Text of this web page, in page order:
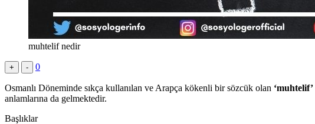
muhtelif nedir
+ - 0
Osmanlı Döneminde sıkça kullanılan ve Arapça kökenli bir sözcük olan ‘muhtelif’
anlamlarına da gelmektedir.
Başlıklar